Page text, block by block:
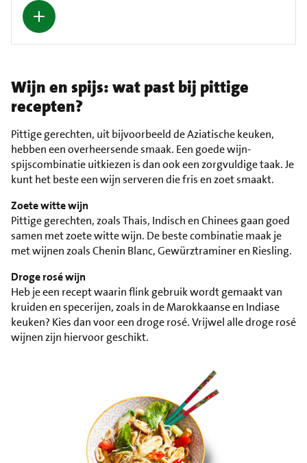
Wijn en spijs: wat past bij pittige
recepten?
Pittige gerechten, uit bijvoorbeeld de Aziatische keuken,
hebben een overheersende smaak. Een goede wijn-
spijscombinatie uitkiezen is dan ook een zorgvuldige taak. Je
kunt het beste een wijn serveren die fris en zoet smaakt.
Zoete witte wijn
Pittige gerechten, zoals Thais, Indisch en Chinees gaan goed
samen met zoete witte wijn. De beste combinatie maak je
met wijnen zoals Chenin Blanc, Gewürztraminer en Riesling.
Droge rosé wijn
Heb je een recept waarin flink gebruik wordt gemaakt van
kruiden en specerijen, zoals in de Marokkaanse en Indiase
keuken? Kies dan voor een droge rosé. Vrijwel alle droge rosé
wijnen zijn hiervoor geschikt.